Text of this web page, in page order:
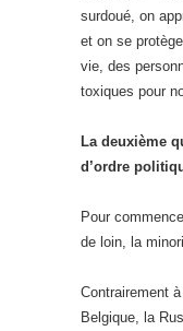
surdoué, on
et on se
vie, des
toxiques pour
La deuxième
d’ordre
Pour
de loin, la
Contrairement
Belgique, la